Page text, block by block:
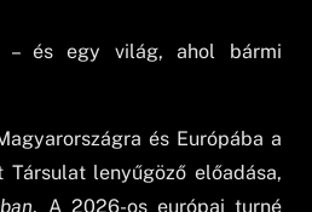
– és egy világ, ahol bármi
és Európába a
lenyűgöző előadása,
. A 2026-os európai turné